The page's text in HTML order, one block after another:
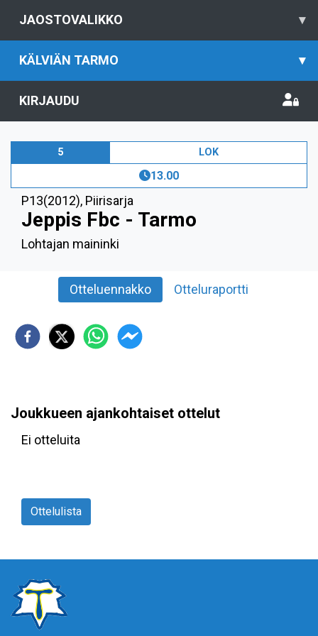
JAOSTOVALIKKO ▾
KÄLVIÄN TARMO ▾
KIRJAUDU
5 LOK
13.00
P13(2012), Piirisarja
Jeppis Fbc - Tarmo
Lohtajan maininki
Otteluennakko Otteluraportti
Joukkueen ajankohtaiset ottelut
Ei otteluita
Ottelulista